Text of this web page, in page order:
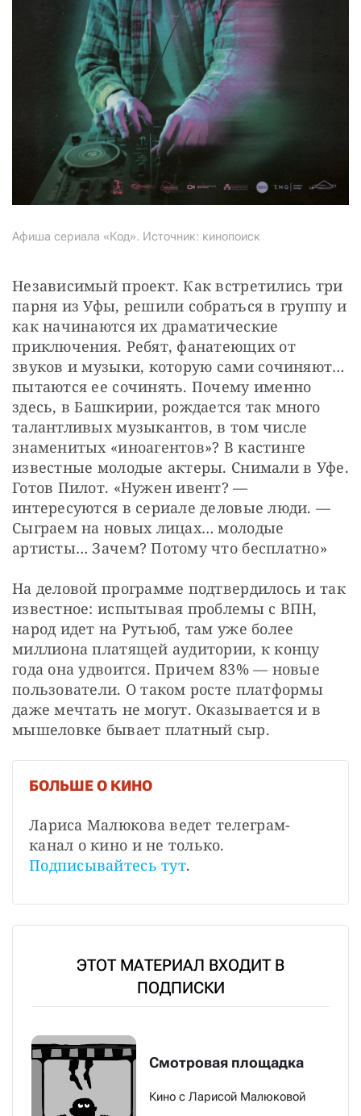
Афиша сериала «Код». Источник: кинопоиск
Независимый проект. Как встретились три
парня из Уфы, решили собраться в группу и
как начинаются их драматические
приключения. Ребят, фанатеющих от
звуков и музыки, которую сами сочиняют…
пытаются ее сочинять. Почему именно
здесь, в Башкирии, рождается так много
талантливых музыкантов, в том числе
знаменитых «иноагентов»? В кастинге
известные молодые актеры. Снимали в Уфе.
Готов Пилот. «Нужен ивент? —
интересуются в сериале деловые люди. —
Сыграем на новых лицах… молодые
артисты… Зачем? Потому что бесплатно»
На деловой программе подтвердилось и так
известное: испытывая проблемы с ВПН,
народ идет на Рутьюб, там уже более
миллиона платящей аудитории, к концу
года она удвоится. Причем 83% — новые
пользователи. О таком росте платформы
даже мечтать не могут. Оказывается и в
мышеловке бывает платный сыр.
БОЛЬШЕ О КИНО
Лариса Малюкова ведет телеграм-
Подписывайтесь тут.
ЭТОТ МАТЕРИАЛ ВХОДИТ В
ПОДПИСКИ
Смотровая площадка
Кино с Ларисой Малюковой